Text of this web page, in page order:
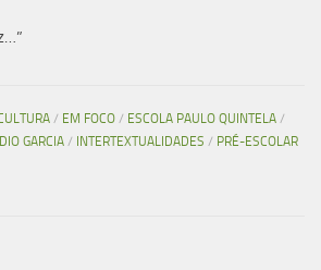
/ EM FOCO / ESCOLA PAULO QUINTELA /
GARCIA / INTERTEXTUALIDADES / PRÉ-ESCOLAR